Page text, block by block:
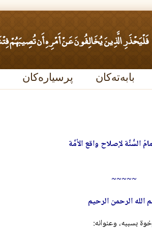
بابەتەکان پرسیارەکان
السُّنَّة لإصلاح واقع الأمَّة
~~~~~
الله الرحمن الرحیم
بسببه، وعنوانه: